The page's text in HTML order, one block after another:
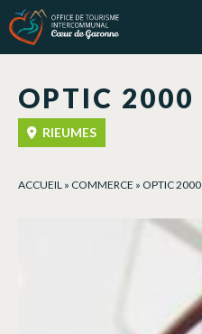
OPTIC 2000
RIEUMES
ACCUEIL » COMMERCE » OPTIC 2000
Panel de gestión de cookies